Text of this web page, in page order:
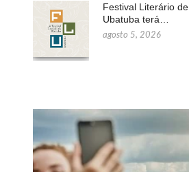
Festival Literário de
Ubatuba terá…
agosto 5, 2026